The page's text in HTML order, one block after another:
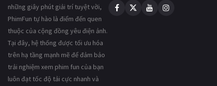
những giây phút giải trí tuyệt vời,
PhimFun tự hào là điểm đến quen
thuộc của cộng đồng yêu điện ảnh.
Tại đây, hệ thống được tối ưu hóa
trên hạ tầng mạnh mẽ để đảm bảo
trải nghiệm xem phim fun của bạn
luôn đạt tốc độ tải cực nhanh và